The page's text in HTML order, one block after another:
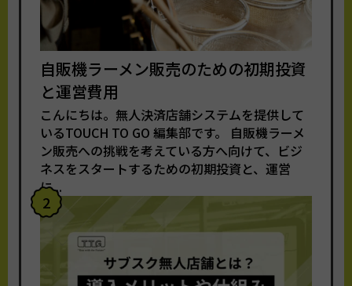
自販機ラーメン販売のための初期投資
と運営費用
こんにちは。無人決済店舗システムを提供して
いるTOUCH TO GO 編集部です。 自販機ラーメ
ン販売への挑戦を考えている方へ向けて、ビジ
ネスをスタートするための初期投資と、運営
に...
2